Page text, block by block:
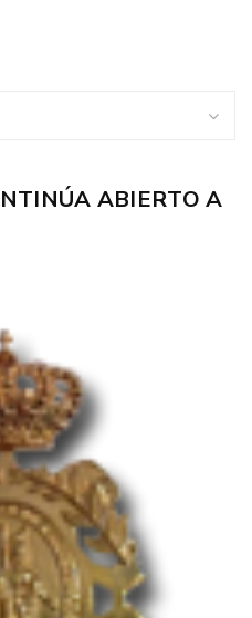
ABIERTO A